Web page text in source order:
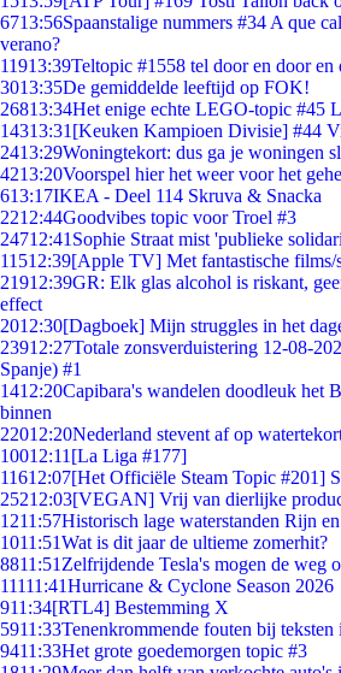
6713:56Spaanstalige nummers #34 A que
verano?
11913:39Teltopic #1558 tel door en door en
3013:35De gemiddelde leeftijd op FOK!
26813:34Het enige echte LEGO-topic #45
14313:31 [Keuken Kampioen Divisie] #44
2413:29Woningtekort: dus ga je woningen
4213:20Voorspel hier het weer voor het
613:17IKEA - Deel 114 Skruva & Snacka
2212:44Goodvibes topic voor Troel #3
24712:41 Sophie Straat mist 'publieke
11512:39[Apple TV] Met fantastische films/
21912:39GR: Elk glas alcohol is riskant,
effect
2012:30[Dagboek] Mijn struggles in het
23912:27Totale zonsverduistering 12-08-
Spanje) #1
1412:20Capibara's wandelen doodleuk het
binnen
22012:20Nederland stevent af op
10012:11 [La Liga #177]
11612:07[Het Officiële Steam Topic #201]
25212:03[VEGAN] Vrij van dierlijke
1211:57Historisch lage waterstanden Rijn
1011:51Wat is dit jaar de ultieme zomerhit?
8811:51 Zelfrijdende Tesla's mogen de weg
11111:41Hurricane & Cyclone Season 2026
911:34[RTL4] Bestemming X
5911:33Tenenkrommende fouten bij teksten
9411:33Het grote goedemorgen topic #3